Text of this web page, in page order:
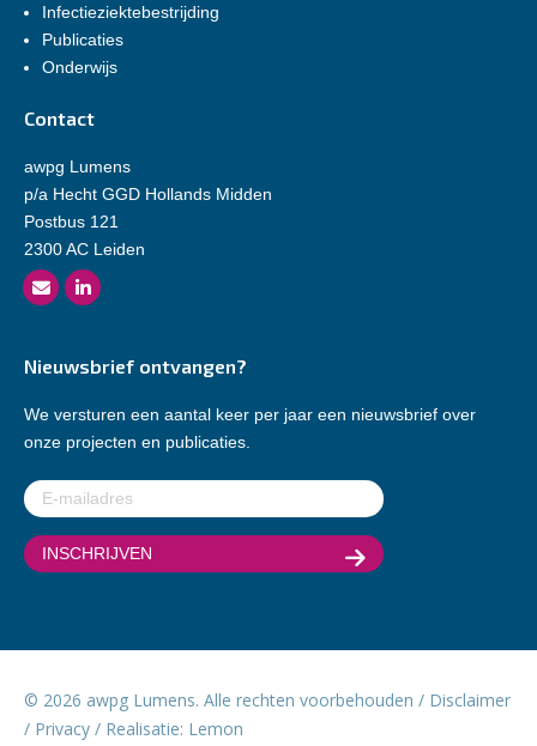
Infectieziektebestrijding
Publicaties
Onderwijs
Contact
awpg Lumens
p/a Hecht GGD Hollands Midden
Postbus 121
2300 AC Leiden
Nieuwsbrief ontvangen?
We versturen een aantal keer per jaar een nieuwsbrief over
onze projecten en publicaties.
E-
mailadres(Vereist)
© 2026 awpg Lumens. Alle rechten voorbehouden / Disclaimer
/ Privacy / Realisatie: Lemon